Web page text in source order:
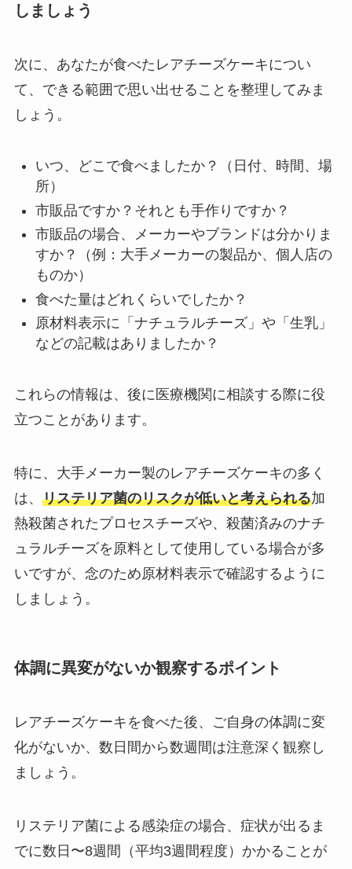
しましょう
次に、あなたが食べたレアチーズケーキについ
て、できる範囲で思い出せることを整理してみま
しょう。
いつ、どこで食べましたか？（日付、時間、場
所）
市販品ですか？それとも手作りですか？
市販品の場合、メーカーやブランドは分かりま
すか？（例：大手メーカーの製品か、個人店の
ものか）
食べた量はどれくらいでしたか？
原材料表示に「ナチュラルチーズ」や「生乳」
などの記載はありましたか？
これらの情報は、後に医療機関に相談する際に役
立つことがあります。
特に、大手メーカー製のレアチーズケーキの多く
は、 リステリア菌のリスクが低いと考えられる加
熱殺菌されたプロセスチーズや、殺菌済みのナチ
ュラルチーズを原料として使用している場合が多
いですが、念のため原材料表示で確認するように
しましょう。
体調に異変がないか観察するポイント
レアチーズケーキを食べた後、ご自身の体調に変
化がないか、数日間から数週間は注意深く観察し
ましょう。
リステリア菌による感染症の場合、症状が出るま
でに数日〜8週間（平均3週間程度）かかることが